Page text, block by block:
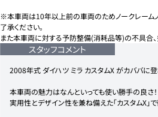
※本車両は10年以上前の車両のためノークレーム
了承ください。
また本車両に対する予防整備(消耗品等)の不具合
スタッフコメント
2008年式 ダイハツ ミラ カスタムX がカババに登
本車両の魅力はなんといっても使い勝手の良さ！
実用性とデザイン性を兼ね備えた「カスタムX」